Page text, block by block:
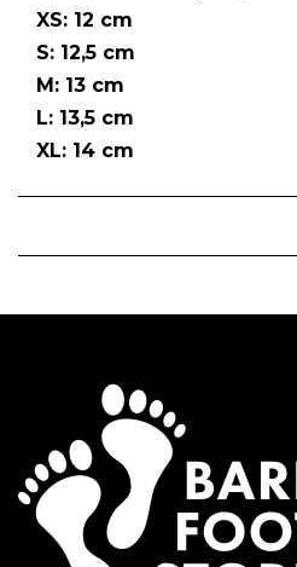
XS: 12 cm
S: 12,5 cm
M: 13 cm
L: 13,5 cm
XL: 14 cm